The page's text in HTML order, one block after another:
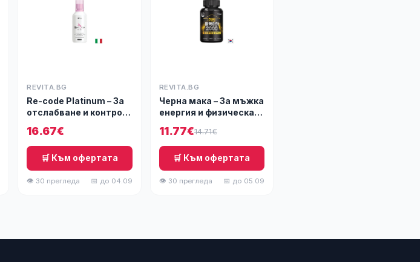
REVITA.BG
Re-code Platinum – За
отслабване и контрол
500 ml
16.67€
🛒 Към офертата
👁 30 прегледа 📅 до 04.09
REVITA.BG
Черна мака – За мъжка
енергия и физическа
mg, 120 таблетки
11.77€14.71€
🛒 Към офертата
👁 30 прегледа 📅 до 05.09